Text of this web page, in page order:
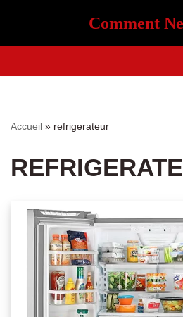
Comment
Accueil » refrigerateur